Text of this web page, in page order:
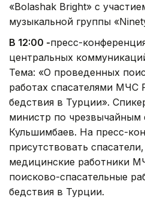
«Bolashak Bright» с
музыкальной группы
В 12:00 -пресс-
центральных
Тема: «О проведенных
работах спасателями МЧС
бедствия в Турции».
министр по
Кульшимбаев. На пресс-
присутствовать
медицинские работники
поисково-спасательные
бедствия в Турции.